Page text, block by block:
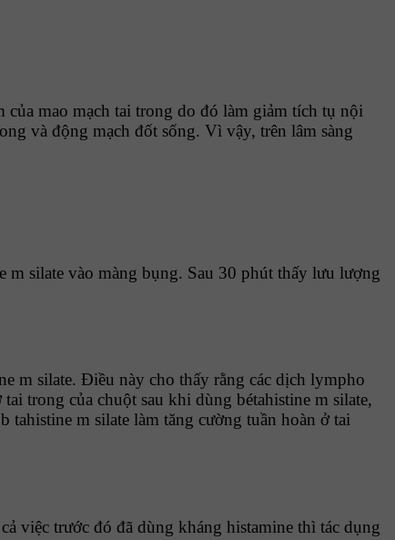
mao mạch tai trong do đó làm giảm tích tụ nội
và động mạch đốt sống. Vì vậy, trên lâm sàng
m silate vào màng bụng. Sau 30 phút thấy lưu lượng
m silate. Điều này cho thấy rằng các dịch lympho
trong của chuột sau khi dùng bétahistine m silate,
m silate làm tăng cường tuần hoàn ở tai
việc trước đó đã dùng kháng histamine thì tác dụng